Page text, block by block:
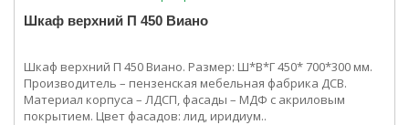
Шкаф верхний П 450 Виано
Шкаф верхний П 450 Виано. Размер: Ш*В*Г 450* 700*300 мм.
Производитель – пензенская мебельная фабрика ДСВ.
Материал корпуса – ЛДСП, фасады – МДФ с акриловым
покрытием. Цвет фасадов: лид, иридиум..